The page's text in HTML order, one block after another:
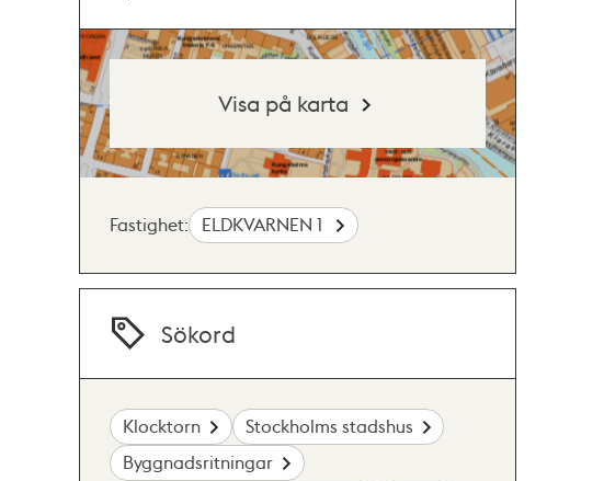
Visa på karta
Fastighet: ELDKVARNEN 1
Sökord
Klocktorn
Stockholms stadshus
Byggnadsritningar